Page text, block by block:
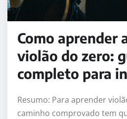
Como aprender
violão do zero:
completo para
Resumo: Para aprender
caminho comprovado tem